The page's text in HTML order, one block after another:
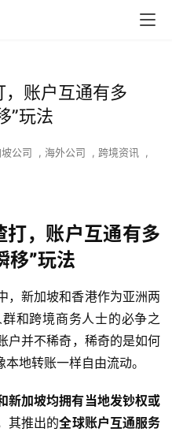
账户互通有多
”玩法
公司 , 海外公司 , 跨境资讯 ,
，账户互通有多
移”玩法
，新加坡和香港作为亚洲两
和跨境商务人士的必争之
户并不稀奇，稀奇的是如何
本地转账一样自由流动。
新加坡均拥有当地发钞权或
其推出的全球账户互通服务